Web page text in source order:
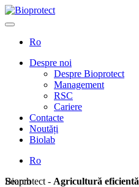
Ro
Despre noi
Despre Bioprotect
Management
RSC
Cariere
Contacte
Noutăți
Biolab
Ro
Search
Bioprotect - Agricultură eficientă